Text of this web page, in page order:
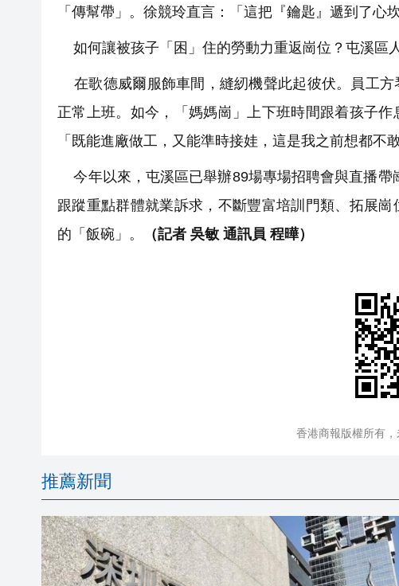
「傳幫帶」。徐競玲直言：「這把『鑰匙』遞到了心
如何讓被孩子「困」住的勞動力重返崗位？屯溪區
在歌德威爾服飾車間，縫紉機聲此起彼伏。員工
正常上班。如今，「媽媽崗」上下班時間跟着孩子
「既能進廠做工，又能準時接娃，這是我之前想都不
今年以來，屯溪區已舉辦89場專場招聘會與直播帶
跟蹤重點群體就業訴求，不斷豐富培訓門類、拓展
的「飯碗」。
（記者 吳敏 通訊員 程曄）
香港商報版權所有，
推薦新聞